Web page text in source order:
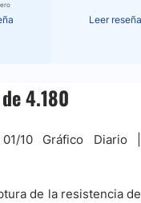
Leer reseña
4.180
de la resistencia de